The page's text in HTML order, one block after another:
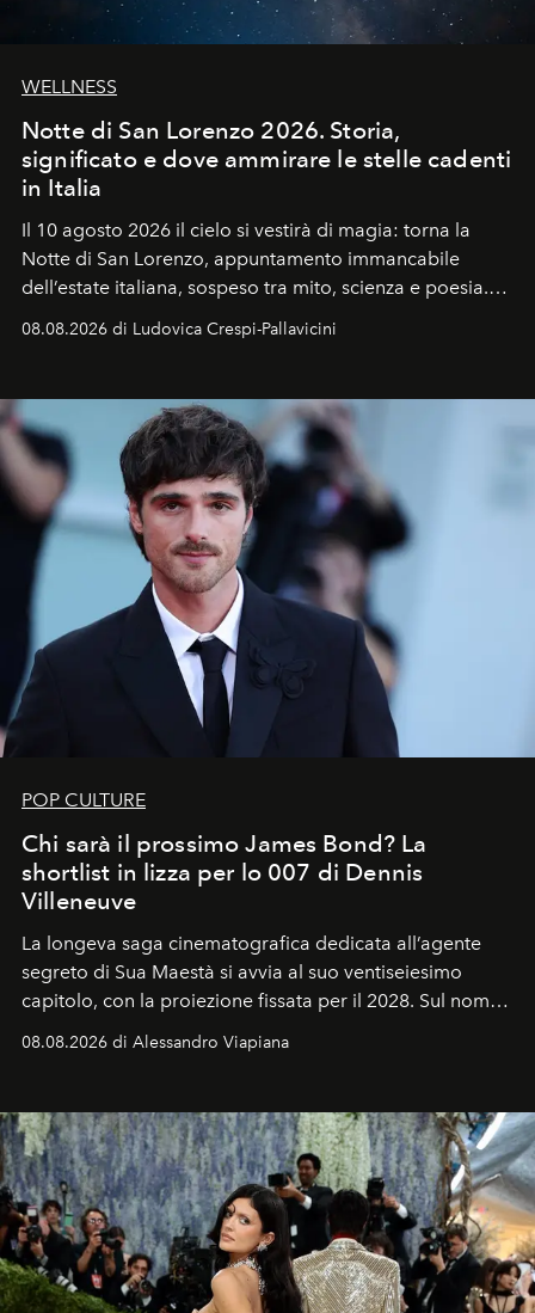
WELLNESS
Notte di San Lorenzo 2026. Storia,
significato e dove ammirare le stelle cadenti
in Italia
Il 10 agosto 2026 il cielo si vestirà di magia: torna la
Notte di San Lorenzo, appuntamento immancabile
dell’estate italiana, sospeso tra mito, scienza e poesia.
Sarà il momento in cui gli occhi si alzano verso la volta
celeste per seguire il passaggio delle
all’universo i desideri più segreti
08.08.2026 di Ludovica Crespi-Pallavicini
POP CULTURE
Chi sarà il prossimo James Bond? La
shortlist in lizza per lo 007 di Dennis
Villeneuve
La longeva saga cinematografica dedicata all’agente
segreto di Sua Maestà si avvia al suo ventiseiesimo
capitolo, con la proiezione fissata per il 2028. Sul nome
dell’attore chiamato a raccogliere l’eredità di Daniel
Craig, però, regna ancora il più assoluto riserbo.
08.08.2026 di Alessandro Viapiana